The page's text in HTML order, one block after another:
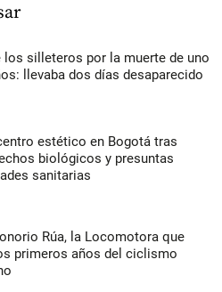
los silleteros por la muerte de uno
llevaba dos días desaparecido
estético en Bogotá tras
biológicos y presuntas
sanitarias
Rúa, la Locomotora que
primeros años del ciclismo